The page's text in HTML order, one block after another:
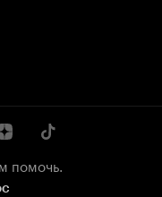
помочь.